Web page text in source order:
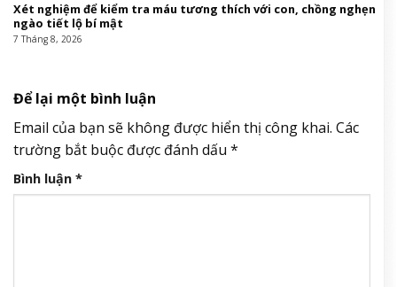
Xét nghiệm để kiểm tra máu tương thích với con, chồng nghẹn
ngào tiết lộ bí mật
7 Tháng 8, 2026
Để lại một bình luận
Email của bạn sẽ không được hiển thị công khai. Các
trường bắt buộc được đánh dấu *
Bình luận *